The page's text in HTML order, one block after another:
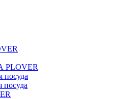
посуда
посуда